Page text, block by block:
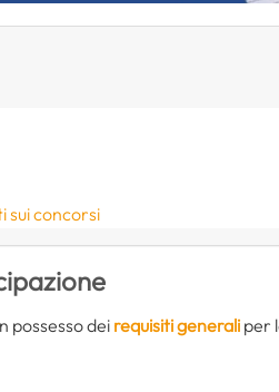
sui concorsi
possesso deirequisiti generali per